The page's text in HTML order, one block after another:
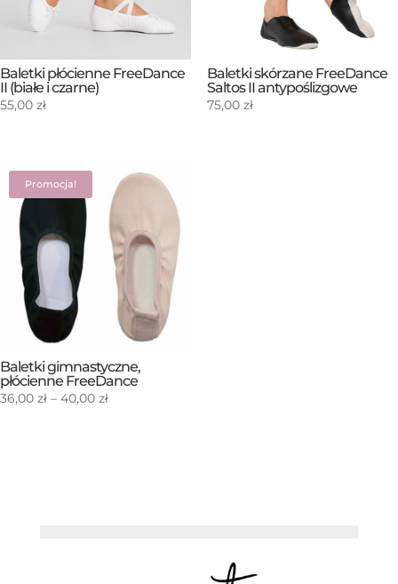
Baletki płócienne FreeDance
II (białe i czarne)
55,00 zł
Baletki skórzane FreeDance
Saltos II antypoślizgowe
75,00 zł
Promocja!
Baletki gimnastyczne,
płócienne FreeDance
36,00 zł – 40,00 złZakres